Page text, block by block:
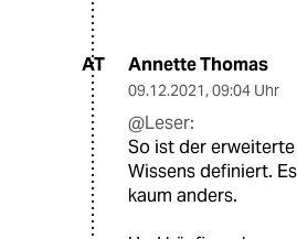
AT Annette Thomas
09.12.2021, 09:04 Uhr
@Leser:
So ist der
Wissens definiert.
kaum anders.